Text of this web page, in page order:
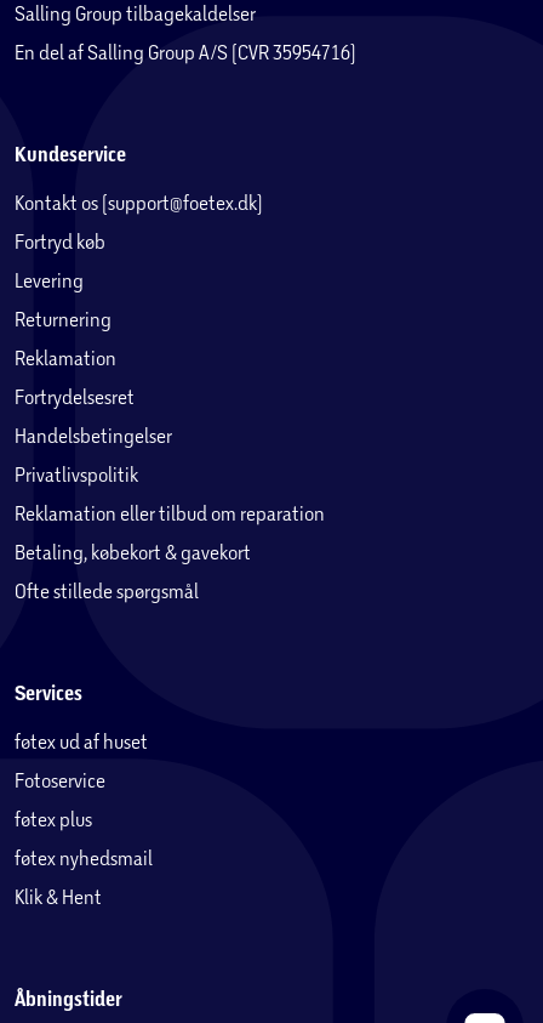
Salling Group tilbagekaldelser
En del af Salling Group A/S (CVR 35954716)
Kundeservice
Kontakt os (support@foetex.dk)
Fortryd køb
Levering
Returnering
Reklamation
Fortrydelsesret
Handelsbetingelser
Privatlivspolitik
Reklamation eller tilbud om reparation
Betaling, købekort & gavekort
Ofte stillede spørgsmål
Services
føtex ud af huset
Fotoservice
føtex plus
føtex nyhedsmail
Klik & Hent
Åbningstider